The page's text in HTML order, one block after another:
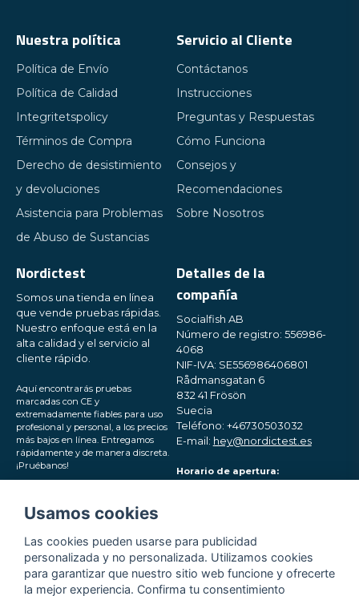
Nuestra política
Política de Envío
Política de Calidad
Integritetspolicy
Términos de Compra
Derecho de desistimiento
y devoluciones
Asistencia para Problemas
de Abuso de Sustancias
Servicio al Cliente
Contáctanos
Instrucciones
Preguntas y Respuestas
Cómo Funciona
Consejos y
Recomendaciones
Sobre Nosotros
Nordictest
Somos una tienda en línea
que vende pruebas rápidas.
Nuestro enfoque está en la
alta calidad y el servicio al
cliente rápido.
Aquí encontrarás pruebas
marcadas con CE y
extremadamente fiables para uso
profesional y personal, a los precios
más bajos en línea. Entregamos
rápidamente y de manera discreta.
¡Pruébanos!
sociales
Detalles de la
compañía
Socialfish AB
Número de registro: 556986-
4068
NIF-IVA: SE556986406801
Rådmansgatan 6
832 41 Frösön
Suecia
Teléfono: +46730503032
E-mail: hey@nordictest.es
Horario de apertura:
Usamos cookies
Las cookies pueden usarse para publicidad
personalizada y no personalizada. Utilizamos cookies
para garantizar que nuestro sitio web funcione y ofrecerte
la mejor experiencia. Confirma tu consentimiento